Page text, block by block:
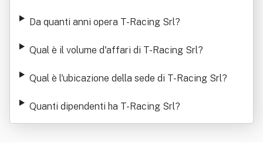
Da quanti anni opera T-Racing Srl?
Qual è il volume d'affari di T-Racing Srl?
Qual è l'ubicazione della sede di T-Racing Srl?
Quanti dipendenti ha T-Racing Srl?